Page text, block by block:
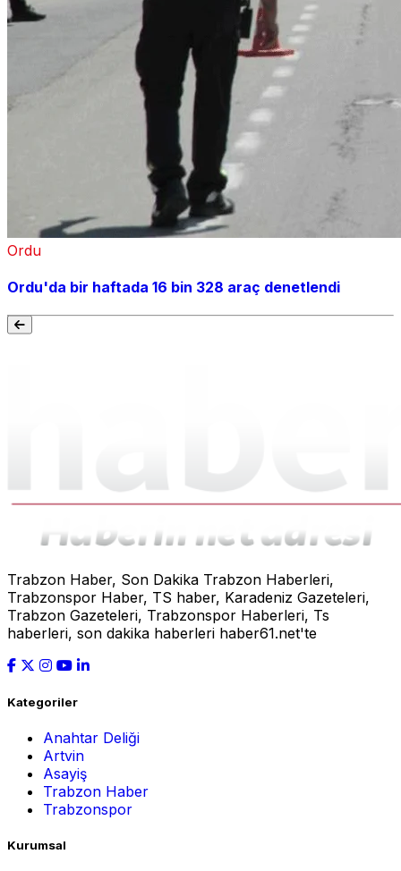
Ordu
Ordu'da bir haftada 16 bin 328 araç denetlendi
Trabzon Haber, Son Dakika Trabzon Haberleri,
Trabzonspor Haber, TS haber, Karadeniz Gazeteleri,
Trabzon Gazeteleri, Trabzonspor Haberleri, Ts
haberleri, son dakika haberleri haber61.net'te
Kategoriler
Anahtar Deliği
Artvin
Asayiş
Trabzon Haber
Trabzonspor
Kurumsal